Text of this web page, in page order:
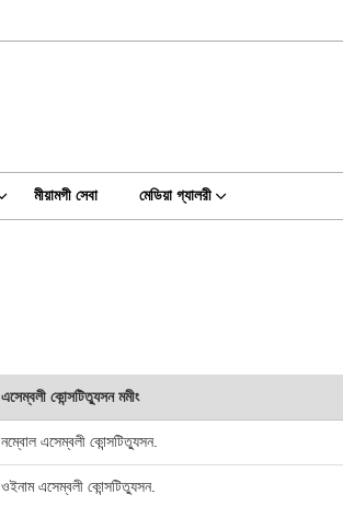
মীয়ামগী সেবা মেডিয়া গ্যালরী
এসেম্বলী কোন্সটিত্যুসন মমীং
নম্বোল এসেম্বলী কোন্সটিত্যুসন.
ওইনাম এসেম্বলী কোন্সটিত্যুসন.